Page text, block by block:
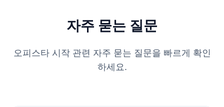
자주 묻는 질문
오피스타 시작 관련 자주 묻는 질문을 빠르게 확인
하세요.